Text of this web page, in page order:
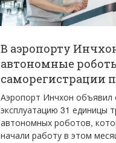
В аэропорту
автономные
саморегистрации
Аэропорт Инчхон объявил
эксплуатацию 31 единицы
автономных роботов,
начали работу в этом